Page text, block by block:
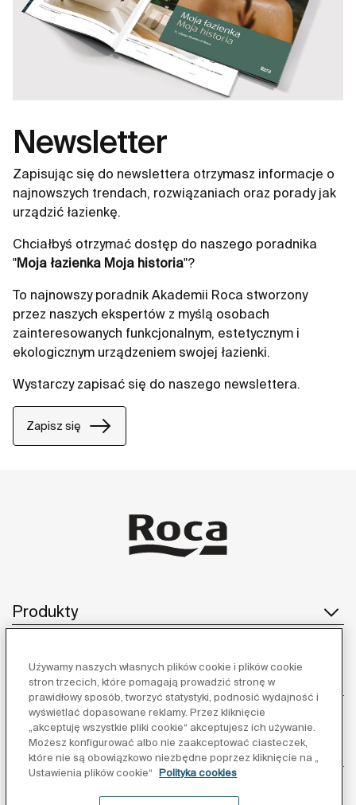
Newsletter
Zapisując się do newslettera otrzymasz informacje o
najnowszych trendach, rozwiązaniach oraz porady jak
urządzić łazienkę.
Chciałbyś otrzymać dostęp do naszego poradnika
"Moja łazienka Moja historia"?
To najnowszy poradnik Akademii Roca stworzony
przez naszych ekspertów z myślą osobach
zainteresowanych funkcjonalnym, estetycznym i
ekologicznym urządzeniem swojej łazienki.
Wystarczy zapisać się do naszego newslettera.
Zapisz się
Produkty
Obsługa klienta
O nas
Używamy naszych własnych plików cookie i plików cookie
stron trzecich, które pomagają prowadzić stronę w
prawidłowy sposób, tworzyć statystyki, podnosić wydajność i
wyświetlać dopasowane reklamy. Przez kliknięcie
„akceptuję wszystkie pliki cookie“ akceptujesz ich używanie.
Możesz konfigurować albo nie zaakceptować ciasteczek,
które nie są obowiązkowo niezbędne poprzez kliknięcie na „
Ustawienia plików cookie“
Polityka cookies